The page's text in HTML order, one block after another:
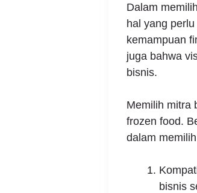
Dalam
hal yang
kemampuan
juga bahwa
bisnis.
Memilih mitra
frozen food.
dalam
bisnis